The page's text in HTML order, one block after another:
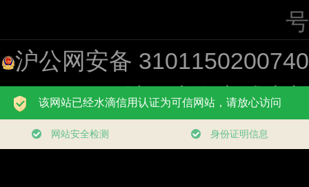
沪公网安备
址：上海市浦东